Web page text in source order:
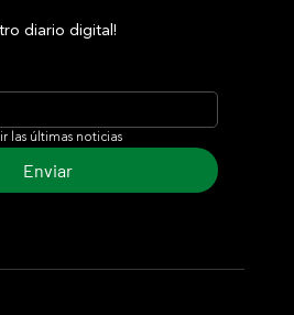
diario digital!
las últimas noticias
Enviar